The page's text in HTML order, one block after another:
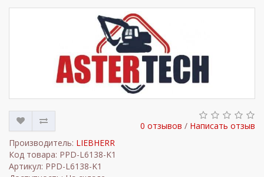
0 отзывов / Написать отзыв
Производитель: LIEBHERR
Код товара: PPD-L6138-K1
Артикул: PPD-L6138-K1